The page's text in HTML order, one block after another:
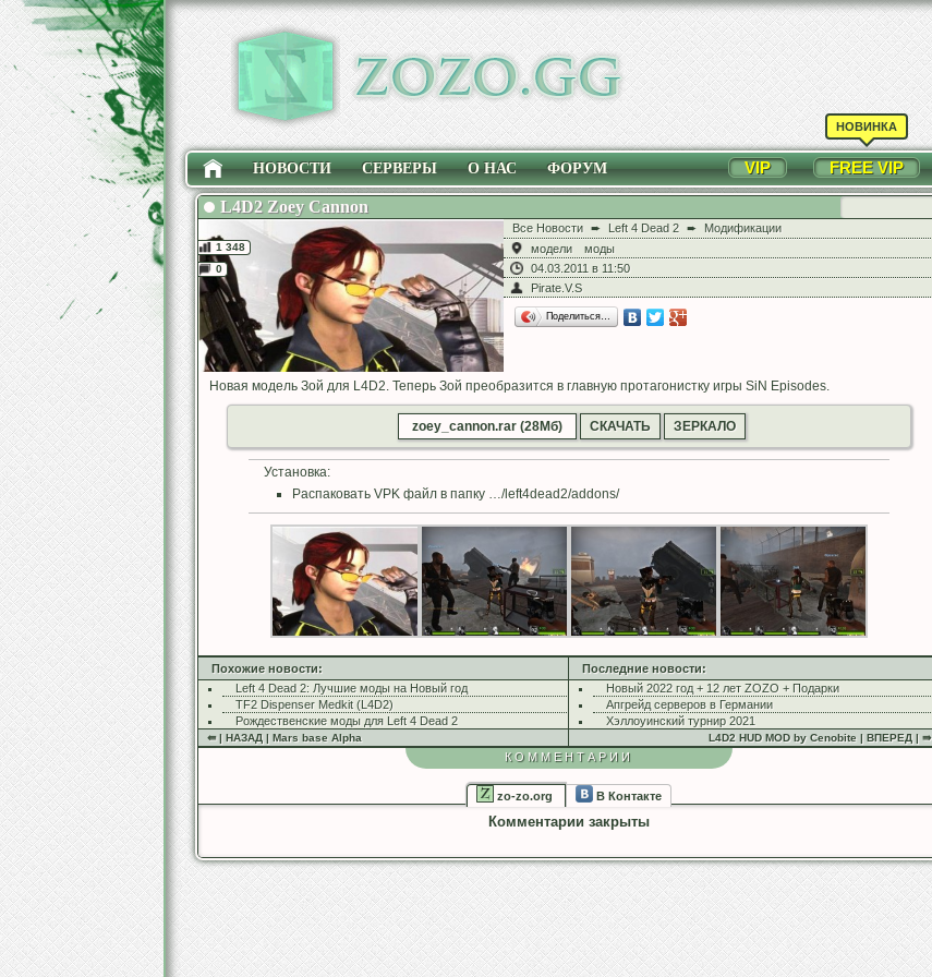
НОВОСТИ СЕРВЕРЫ О НАС ФОРУМ FREE VIP
НОВИНКА
VIP
L4D2 Zoey Cannon
Все Новости ➨ Left 4 Dead 2 ➨
Модификации
модели
моды
04.03.2011 в 11:50
Pirate.V.S
Поделиться…
Новая модель Зой для L4D2. Теперь Зой преобразится в главную протагонистку игры SiN Episodes.
zoey_cannon.rar (28Мб) СКАЧАТЬ ЗЕРКАЛО
Установка:
Распаковать VPK файл в папку …/left4dead2/addons/
1 348
0
Похожие новости:
Left 4 Dead 2: Лучшие моды на Новый год
TF2 Dispenser Medkit (L4D2)
Рождественские моды для Left 4 Dead 2
Последние новости:
Новый 2022 год + 12 лет ZOZO + Подарки
Апгрейд серверов в Германии
Хэллоуинский турнир 2021
⇚ | НАЗАД | Mars base Alpha L4D2 HUD MOD by Cenobite | ВПЕРЕД | ⇛
КОММЕНТАРИИ
zo-zo.org В Контакте
Комментарии закрыты